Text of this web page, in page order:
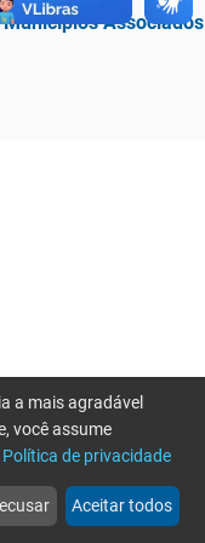
Associados
web
Notícias
more_horiz
Mais
a mais agradável
você assume
de privacidade
Aceitar todos
novamente